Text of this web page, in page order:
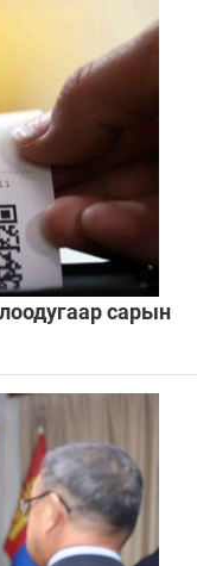
сарын